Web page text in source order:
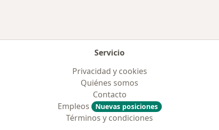
Servicio
Privacidad y cookies
Quiénes somos
Contacto
Empleos
Nuevas posiciones
Términos y condiciones